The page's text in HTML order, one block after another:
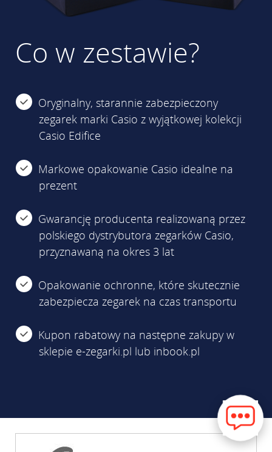
Co w zestawie?
Oryginalny, starannie zabezpieczony
zegarek marki Casio z wyjątkowej kolekcji
Casio Edifice
Markowe opakowanie Casio idealne na
prezent
Gwarancję producenta realizowaną przez
polskiego dystrybutora zegarków Casio,
przyznawaną na okres 3 lat
Opakowanie ochronne, które skutecznie
zabezpiecza zegarek na czas transportu
Kupon rabatowy na następne zakupy w
sklepie e-zegarki.pl lub inbook.pl